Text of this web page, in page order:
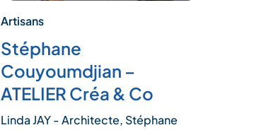
Artisans
Stéphane
Couyoumdjian –
ATELIER Créa & Co
Linda JAY - Architecte, Stéphane